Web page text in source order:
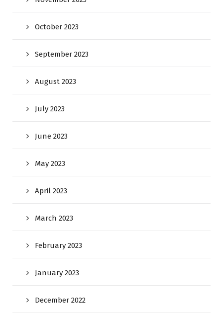
October 2023
September 2023
August 2023
July 2023
June 2023
May 2023
April 2023
March 2023
February 2023
January 2023
December 2022